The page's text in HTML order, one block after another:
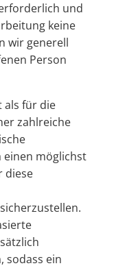
und
keine
wir generell
Person
als für die
zahlreiche
einen möglichst
diese
sodass ein